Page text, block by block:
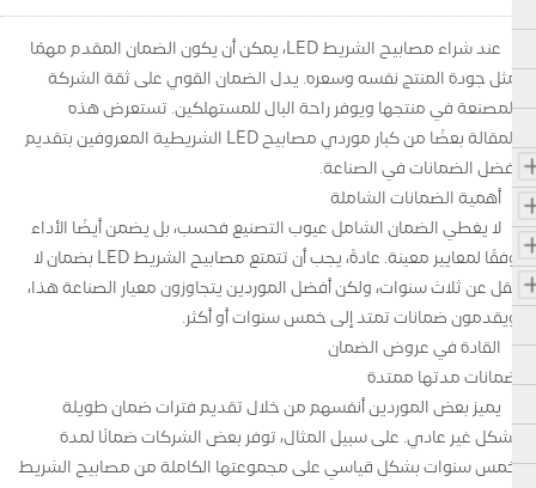
عند شراء مصابيح الشريط LED، يمكن أن يكون الضمان المقدم مهمًا
مثل جودة المنتج نفسه وسعره. يدل الضمان القوي على ثقة الشركة
المصنعة في منتجها ويوفر راحة البال للمستهلكين. تستعرض هذه
المقالة بعضًا من كبار موردي مصابيح LED الشريطية المعروفين بتقديم
أفضل الضمانات في الصناعة.
أهمية الضمانات الشاملة
لا يغطي الضمان الشامل عيوب التصنيع فحسب، بل يضمن أيضًا الأداء
وفقًا لمعايير معينة. عادةً، يجب أن تتمتع مصابيح الشريط LED بضمان لا
يقل عن ثلاث سنوات، ولكن أفضل الموردين يتجاوزون معيار الصناعة هذا،
ويقدمون ضمانات تمتد إلى خمس سنوات أو أكثر.
القادة في عروض الضمان
ضمانات مدتها ممتدة
يميز بعض الموردين أنفسهم من خلال تقديم فترات ضمان طويلة
بشكل غير عادي. على سبيل المثال، توفر بعض الشركات ضمانًا لمدة
خمس سنوات بشكل قياسي على مجموعتها الكاملة من مصابيح الشريط